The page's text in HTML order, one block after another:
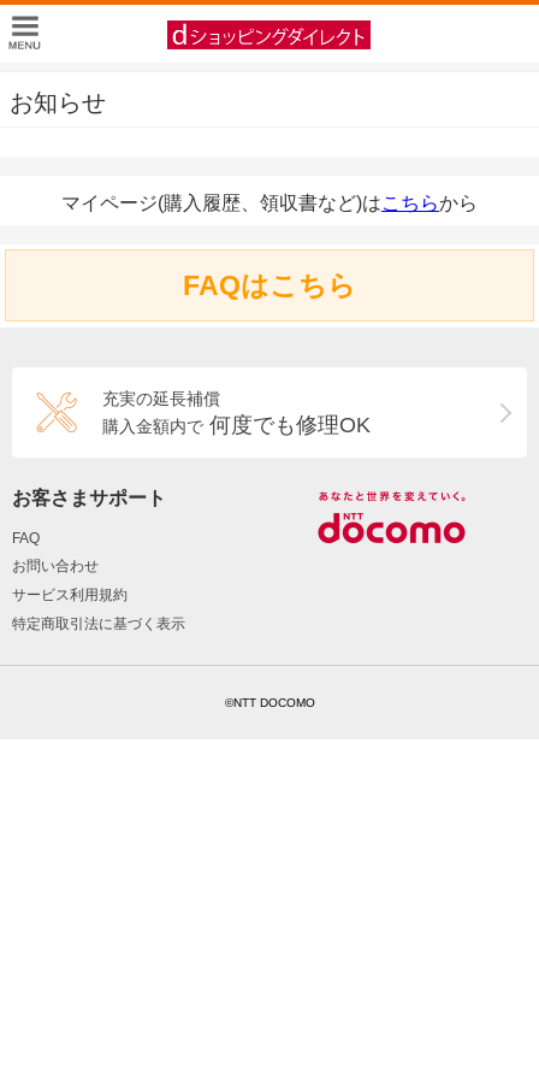
お知らせ
マイページ(購入履歴、領収書など)はこちらから
FAQはこちら
充実の延長補償
購入金額内で 何度でも修理OK
お客さまサポート
FAQ
お問い合わせ
サービス利用規約
特定商取引法に基づく表示
©NTT DOCOMO